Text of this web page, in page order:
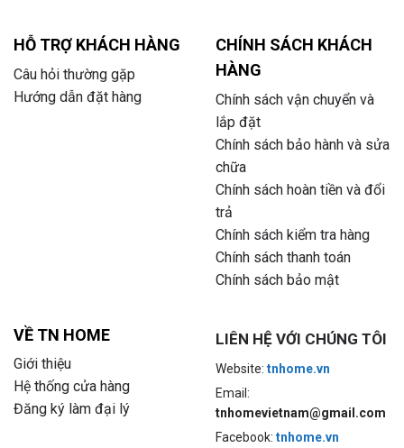
HỖ TRỢ KHÁCH HÀNG
Câu hỏi thường gặp
Hướng dẫn đặt hàng
CHÍNH SÁCH KHÁCH
HÀNG
Chính sách vận chuyển và
lắp đặt
Chính sách bảo hành và sửa
chữa
Chính sách hoàn tiền và đổi
trả
Chính sách kiểm tra hàng
Chính sách thanh toán
Chính sách bảo mật
VỀ TN HOME
Giới thiệu
Hệ thống cửa hàng
Đăng ký làm đại lý
LIÊN HỆ VỚI CHÚNG TÔI
Website: tnhome.vn
Email:
tnhomevietnam@gmail.com
Facebook: tnhome.vn